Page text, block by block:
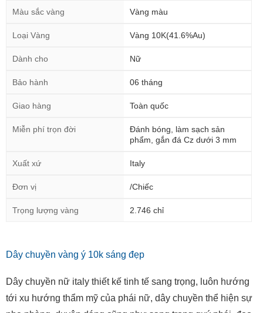
Màu sắc vàng Vàng màu
Loại Vàng Vàng 10K(41.6%Au)
Dành cho Nữ
Bảo hành 06 tháng
Giao hàng Toàn quốc
Miễn phí trọn đời
Đánh bóng, làm sạch sản
phẩm, gắn đá Cz dưới 3 mm
Xuất xứ Italy
Đơn vị /Chiếc
Trọng lượng vàng 2.746 chỉ
Dây chuyền vàng ý 10k sáng đẹp
Dây chuyền nữ italy thiết kế tinh tế sang trọng, luôn hướng
tới xu hướng thẩm mỹ của phái nữ, dây chuyền thể hiện sự